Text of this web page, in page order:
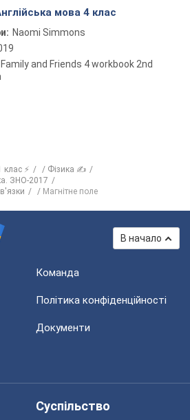
мова 4 клас
Naomi Simmons
Family and Friends 4 workbook 2nd
клас ⚡
Фізика ✍
ЗНО-2017
Магнітне поле
В начало
Команда
Політика конфіденційності
Документи
Суспільство